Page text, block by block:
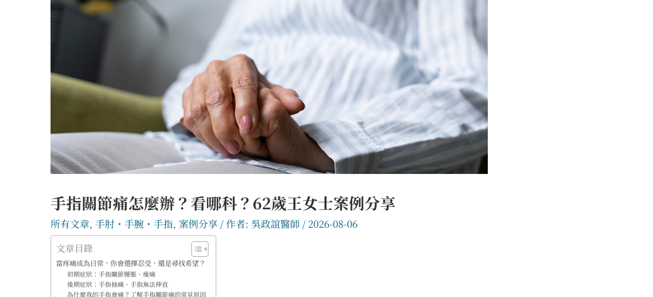
手指關節痛怎麼辦？看哪科？62歲王女士案例分享
所有文章, 手肘・手腕・手指, 案例分享 / 作者: 吳政誼醫師 / 2026-08-06
文章目錄
當疼痛成為日常，你會選擇忍受，還是尋找希望？
初期症狀：手指關節腫脹、痠痛
後期症狀：手指抽痛、手指無法伸直
為什麼我的手指會痛？了解手指關節痛的常見原因